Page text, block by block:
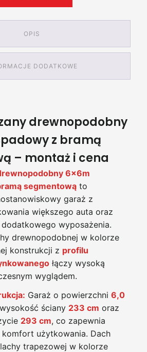
OPIS
DODATKOWE
drewnopodobny
z bramą
– montaż i cena
6x6m
segmentową to
garaż z
większego auta oraz
wyposażenia.
drewnopodobnej w kolorze
konstrukcji z profilu
łączy wysoką
wyglądem.
Garaż o powierzchni 6,0
ściany 233 cm oraz
293 cm, co zapewnia
użytkowania. Dach
trapezowej w kolorze